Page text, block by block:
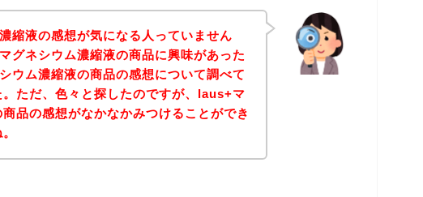
縮液の感想が気になる人っていません
グネシウム濃縮液の商品に興味があった
ウム濃縮液の商品の感想について調べて
ただ、色々と探したのですが、laus+マ
品の感想がなかなかみつけることができ